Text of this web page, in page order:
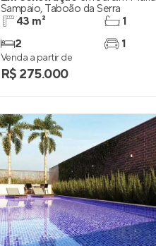
Sampaio, Taboão da Serra
43 m²
2
1
1
Venda a partir de
R$ 275.000